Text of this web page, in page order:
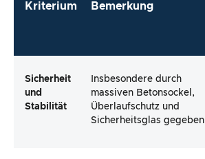
Kriterium Bemerkung
Sicherheit
und
Stabilität
Insbesondere durch
massiven Betonsockel,
Überlaufschutz und
Sicherheitsglas gegeben